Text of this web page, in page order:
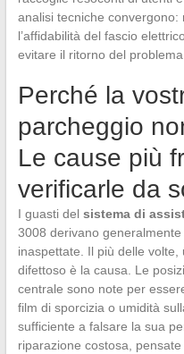
analisi tecniche
l’affidabilità del fascio
evitare il ritorno del problema.
Perché la
parcheggio
Le cause più
verificarle da
I guasti del sistema di
3008 derivano
inaspettate. Il più delle volte,
difettoso è la causa. Le
centrale sono note per
film di sporcizia o umidità
sufficiente a falsare la sua
riparazione costosa,